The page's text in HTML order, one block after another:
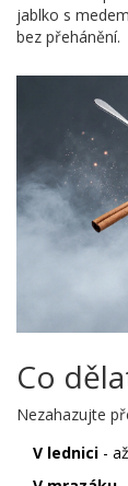
jablko s
bez přehánění.
Co
Nezahazujte
V lednici -